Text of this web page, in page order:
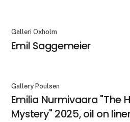
Galleri Oxholm
Emil Saggemeier
Gallery Poulsen
Emilia Nurmivaara "The
Mystery" 2025, oil on